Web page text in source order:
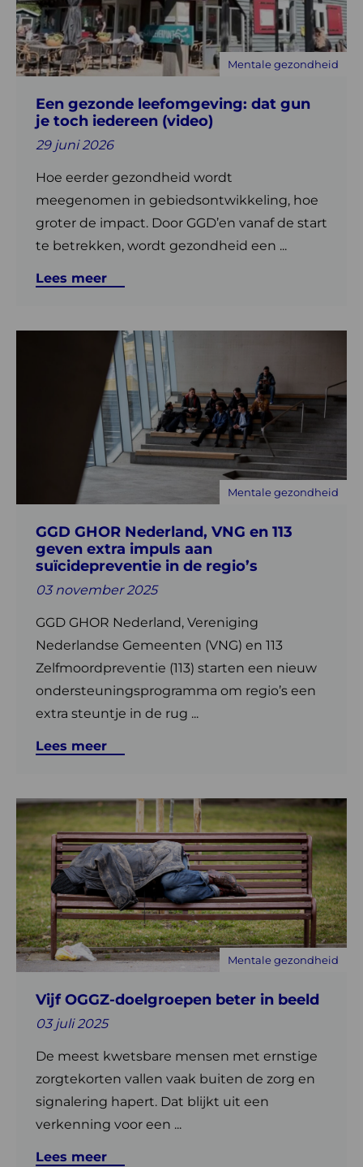
Een gezonde leefomgeving: dat gun
je toch iedereen (video)
29 juni 2026
Hoe eerder gezondheid wordt
meegenomen in gebiedsontwikkeling, hoe
groter de impact. Door GGD’en vanaf de start
te betrekken, wordt gezondheid een ...
Lees meer
Mentale gezondheid
leefomgeving:
dat
gun
je
iedereen
(video)
GGD GHOR Nederland, VNG en 113
geven extra impuls aan
suïcidepreventie in de regio’s
03 november 2025
GGD GHOR Nederland, Vereniging
Nederlandse Gemeenten (VNG) en 113
Zelfmoordpreventie (113) starten een nieuw
ondersteuningsprogramma om regio’s een
extra steuntje in de rug ...
Lees meer
Mentale gezondheid
extra
impuls
aan
suïcidepreventie
regio’s
Vijf OGGZ-doelgroepen beter in beeld
03 juli 2025
De meest kwetsbare mensen met ernstige
zorgtekorten vallen vaak buiten de zorg en
signalering hapert. Dat blijkt uit een
verkenning voor een ...
Lees meer
Mentale gezondheid
Lees
meer
over
Vijf
OGGZ-
doelgroepen
beter
in
beeld